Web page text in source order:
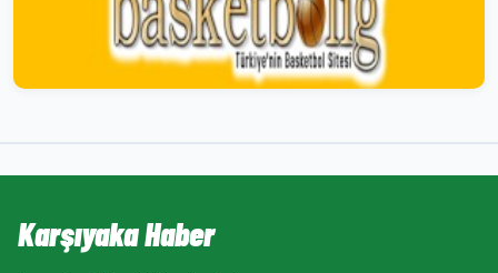
Karşıyaka Haber